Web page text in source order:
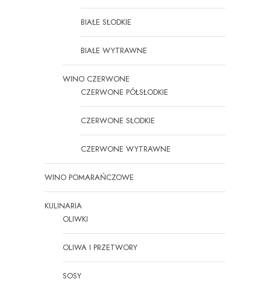
BIAŁE SŁODKIE
BIAŁE WYTRAWNE
WINO CZERWONE
CZERWONE PÓŁSŁODKIE
CZERWONE SŁODKIE
CZERWONE WYTRAWNE
WINO POMARAŃCZOWE
KULINARIA
OLIWKI
OLIWA I PRZETWORY
SOSY